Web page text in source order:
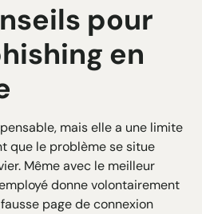
pour
en
mais elle a une limite
que le problème se situe
Même avec le meilleur
donne volontairement
page de connexion